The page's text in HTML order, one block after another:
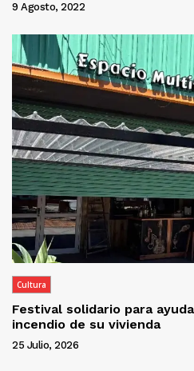
9 Agosto, 2022
Cultura
Festival solidario para
incendio de su vivienda
25 Julio, 2026